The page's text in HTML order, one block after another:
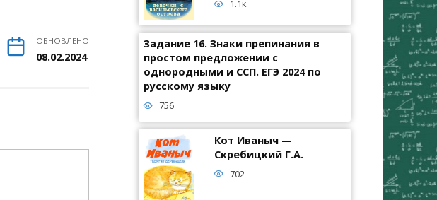
ОБНОВЛЕНО
08.02.2024
1.1к.
Задание 16. Знаки препинания в
простом предложении с
однородными и ССП. ЕГЭ 2024 по
русскому языку
756
Кот Иваныч —
Скребицкий Г.А.
702